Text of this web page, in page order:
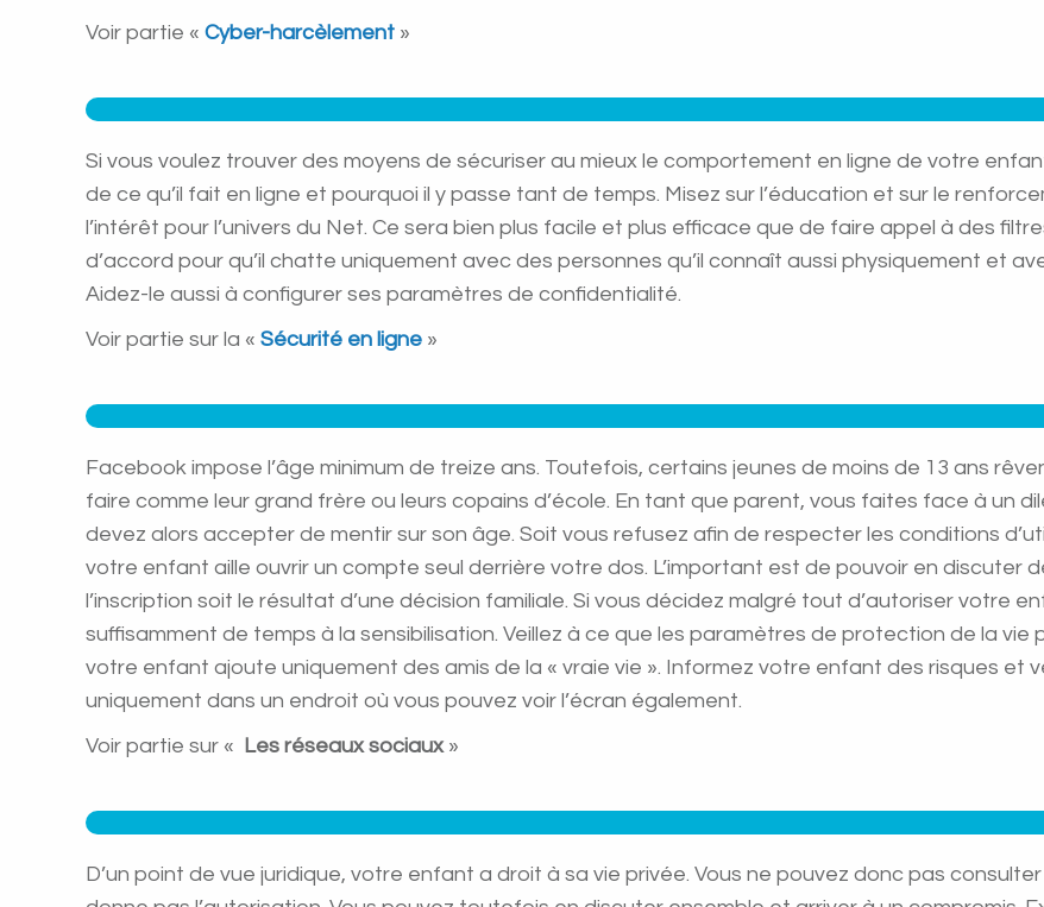
Voir partie « Cyber-harcèlement »
Si vous voulez trouver des moyens de sécuriser au mieux le comportement en ligne de votre
de ce qu’il fait en ligne et pourquoi il y passe tant de temps. Misez sur l’éducation et sur le
l’intérêt pour l’univers du Net. Ce sera bien plus facile et plus efficace que de faire appel à des
d’accord pour qu’il chatte uniquement avec des personnes qu’il connaît aussi physiquement et
Aidez-le aussi à configurer ses paramètres de confidentialité.
Voir partie sur la « Sécurité en ligne »
Facebook impose l’âge minimum de treize ans. Toutefois, certains jeunes de moins de 13 ans
faire comme leur grand frère ou leurs copains d’école. En tant que parent, vous faites face à un
devez alors accepter de mentir sur son âge. Soit vous refusez afin de respecter les conditions
votre enfant aille ouvrir un compte seul derrière votre dos. L’important est de pouvoir en discuter
l’inscription soit le résultat d’une décision familiale. Si vous décidez malgré tout d’autoriser votre
suffisamment de temps à la sensibilisation. Veillez à ce que les paramètres de protection de la
votre enfant ajoute uniquement des amis de la « vraie vie ». Informez votre enfant des risques et
uniquement dans un endroit où vous pouvez voir l’écran également.
Voir partie sur « Les réseaux sociaux»
D’un point de vue juridique, votre enfant a droit à sa vie privée. Vous ne pouvez donc pas